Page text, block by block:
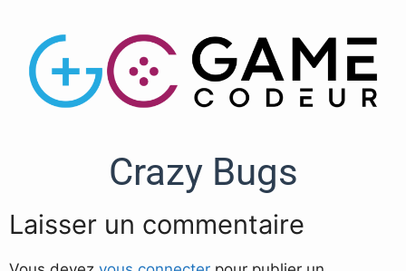
Crazy Bugs
Laisser un commentaire